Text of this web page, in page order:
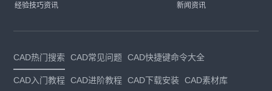
经验技巧资讯
新闻资讯
CAD热门搜索 CAD常见问题 CAD快捷键命令大全
CAD入门教程 CAD进阶教程 CAD下载安装 CAD素材库